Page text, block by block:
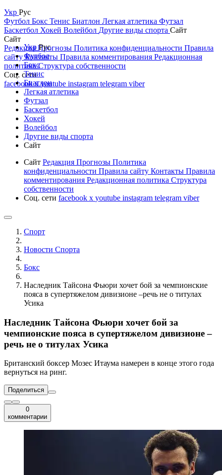
Укр Рус
Футбол Бокс Тенис Биатлон Легкая атлетика Футзал
Баскетбол Хокей Волейбол Другие виды спорта Сайт
Сайт
РедакцияПрогнозы Политика конфиденциальности Правила
сайтуКонтакты Правила комментирования Редакционная
политикаСтруктура собственности
Соц. сети
facebookxyoutube instagram telegram viber
УкрРус
Футбол
Бокс
Тенис
Биатлон
Легкая атлетика
Футзал
Баскетбол
Хокей
Волейбол
Другие виды спорта
Сайт
Сайт Редакция Прогнозы Политика
конфиденциальности Правила сайту Контакты Правила
комментирования Редакционная политика Структура
собственности
Соц. сети facebook x youtube instagram telegram viber
Спорт
Новости Cпорта
Бокс
Наследник Тайсона Фьюри хочет бой за чемпионские
пояса в супертяжелом дивизионе –речь не о титулах
Усика
Наследник Тайсона Фьюри хочет бой за
чемпионские пояса в супертяжелом дивизионе –
речь не о титулах Усика
Британский боксер Мозес Итаума намерен в конце этого года
вернуться на ринг.
Поделиться
0
комментарии